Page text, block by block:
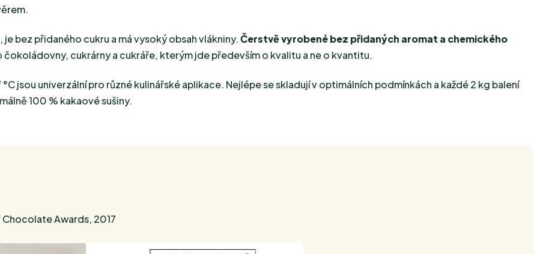
bez přidaného cukru a má vysoký obsah vlákniny.Čerstvě vyrobené bez přidaných aromat a chemického
cukrárny a cukráře, kterým jde především o kvalitu a ne o kvantitu.
jsou univerzální pro různé kulinářské aplikace. Nejlépe se skladují v optimálních podmínkách a každé 2 kg balení
100 % kakaové sušiny.
Awards, 2017